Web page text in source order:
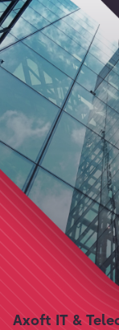
Axoft IT &